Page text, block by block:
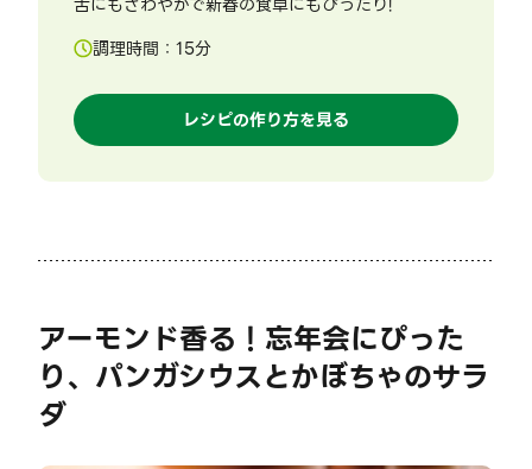
調理時間： 15分
レシピの作り方を見る
アーモンド香る！忘年会にぴった
り、パンガシウスとかぼちゃのサラ
ダ